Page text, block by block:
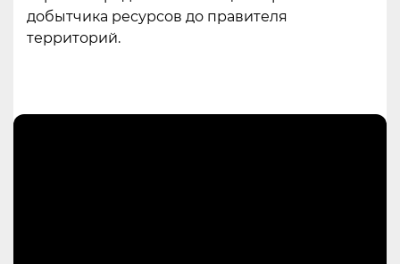
добытчика ресурсов до правителя
территорий.